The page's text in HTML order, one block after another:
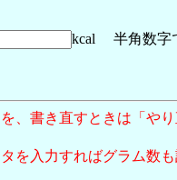
kcal 半角数字
、書き直すときは「や
を入力すればグラム数